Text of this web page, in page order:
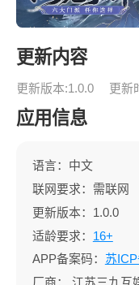
更新内容
更新版本:1.0.0 更新
应用信息
语言：中文
联网要求：需联网
更新版本：1.0.0
适龄要求： 16+
APP备案码： 苏
厂商：
江苏三九互